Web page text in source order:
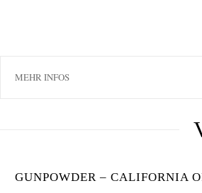
MEHR INFOS
GUNPOWDER – CALIFORNIA